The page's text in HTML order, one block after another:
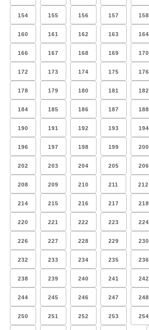
154 155 156 157 158
160 161 162 163 164
166 167 168 169 170
172 173 174 175 176
178 179 180 181 182
184 185 186 187 188
190 191 192 193 194
196 197 198 199 200
202 203 204 205 206
208 209 210 211 212
214 215 216 217 218
220 221 222 223 224
226 227 228 229 230
232 233 234 235 236
238 239 240 241 242
244 245 246 247 248
250 251 252 253 254